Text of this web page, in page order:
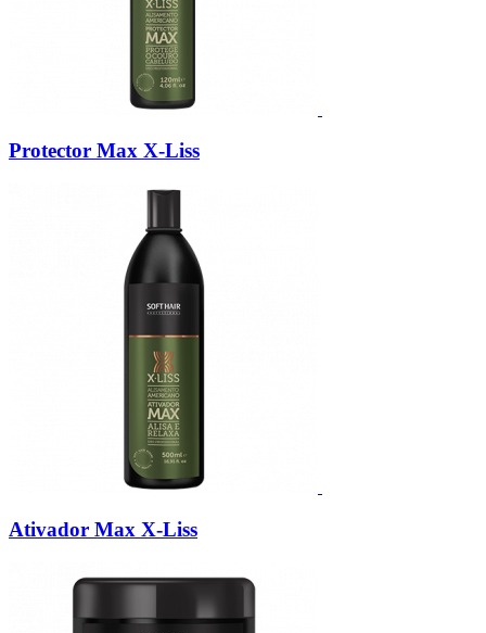
Protector Max X-Liss
Ativador Max X-Liss